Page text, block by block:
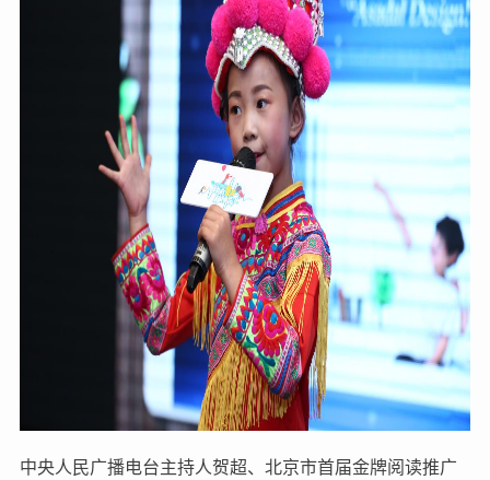
中央人民广播电台主持人贺超、北京市首届金牌阅读推广